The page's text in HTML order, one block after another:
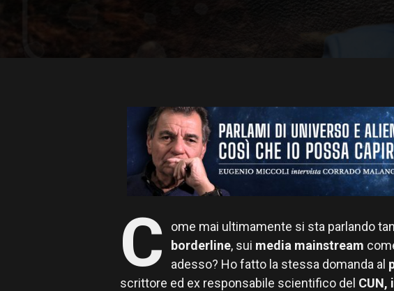
C ome mai ultimamente si sta parlando
borderline, sui media mainstream
adesso? Ho fatto la stessa domanda al
scrittore ed ex responsabile scientifico del CUN,